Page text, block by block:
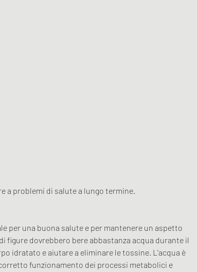
a problemi di salute a lungo termine.
per una buona salute e per mantenere un aspetto
figure dovrebbero bere abbastanza acqua durante il
idratato e aiutare a eliminare le tossine. L'acqua è
funzionamento dei processi metabolici e